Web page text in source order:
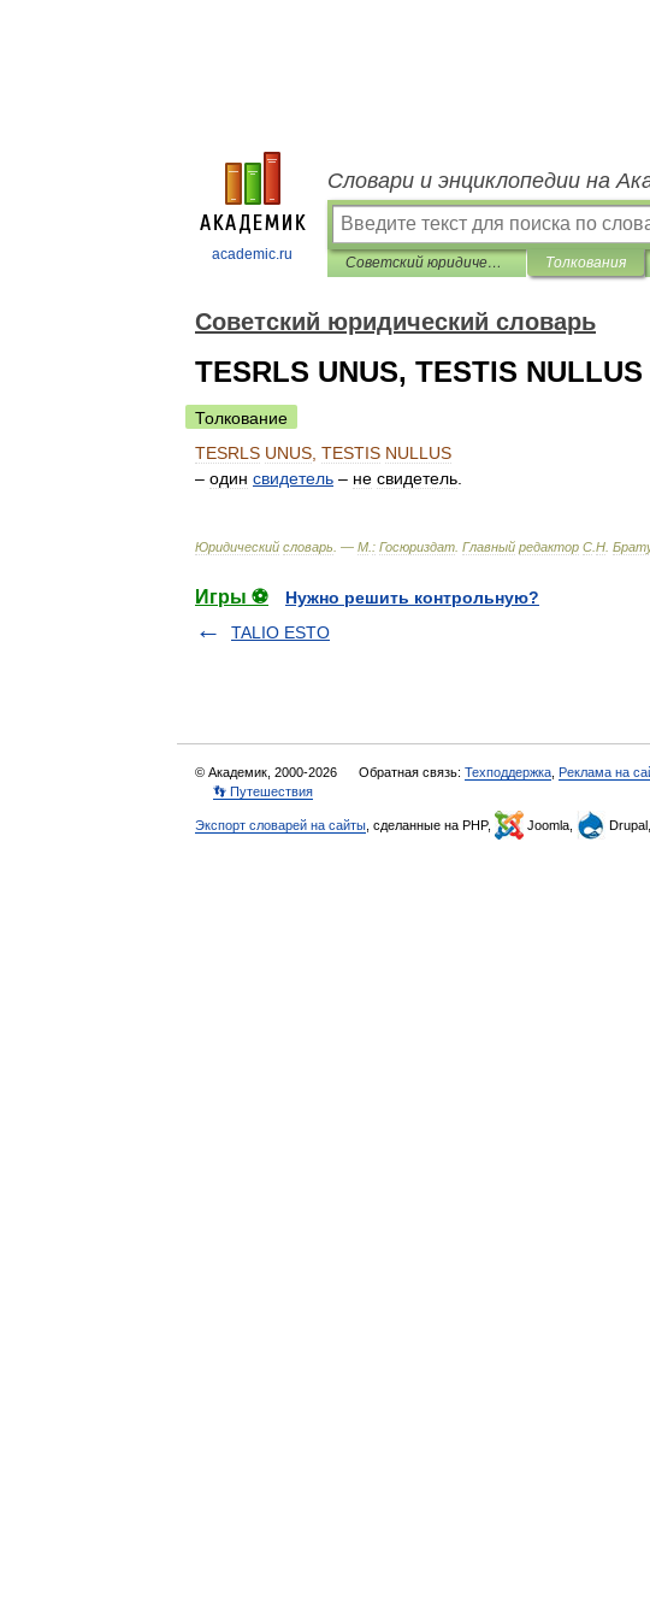
academic.ru
Словари и энциклопедии на
Советский юридический словарь Толкования
Советский юридический словарь
TESRLS UNUS, TESTIS NULLUS
Толкование
TESRLS UNUS TESTIS NULLUS
– один свидетель – не свидетель
Юридический словарь . — М : Госюриздат Главный редактор С Н
Игры ⚽
Нужно решить контрольную?
TALIO ESTO
© Академик, 2000-2026 Обратная связь: Техподдержка Реклама на
👣 Путешествия
Экспорт словарей на сайты , сделанные на PHP, Joomla, Drupal,